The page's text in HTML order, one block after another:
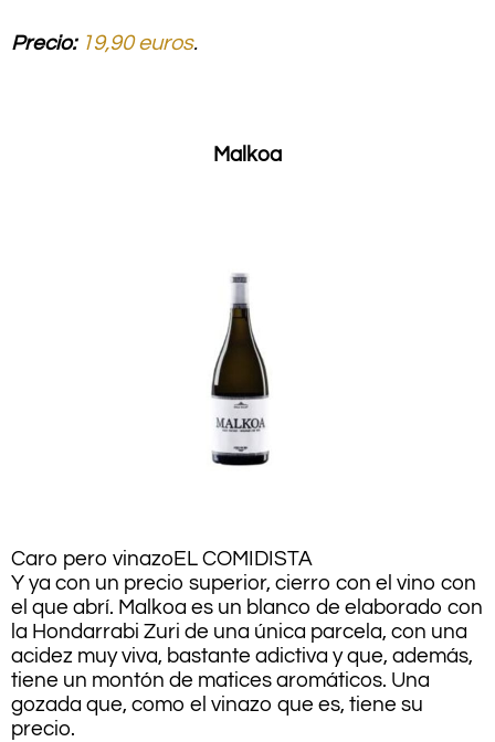
Precio: 19,90 euros.
Malkoa
Caro pero vinazo EL COMIDISTA
Y ya con un precio superior, cierro con el vino con
el que abrí. Malkoa es un blanco de elaborado con
la Hondarrabi Zuri de una única parcela, con una
acidez muy viva, bastante adictiva y que, además,
tiene un montón de matices aromáticos. Una
gozada que, como el vinazo que es, tiene su
precio.